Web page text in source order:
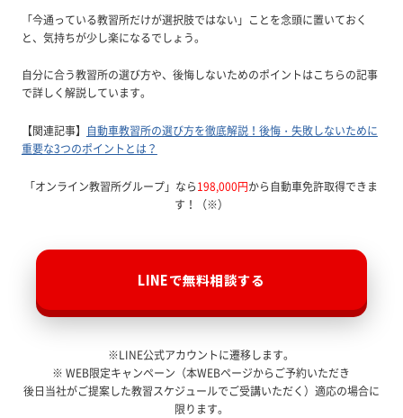
「今通っている教習所だけが選択肢ではない」ことを念頭に置いておく
と、気持ちが少し楽になるでしょう。
自分に合う教習所の選び方や、後悔しないためのポイントはこちらの記事
で詳しく解説しています。
【関連記事】 自動車教習所の選び方を徹底解説！後悔・失敗しないために
重要な3つのポイントとは？
「オンライン教習所グループ」なら198,000円から自動車免許取得できま
す！（※）
LINEで無料相談する
※LINE公式アカウントに遷移します。
※ WEB限定キャンペーン（本WEBページからご予約いただき
後日当社がご提案した教習スケジュールでご受講いただく）適応の場合に
限ります。